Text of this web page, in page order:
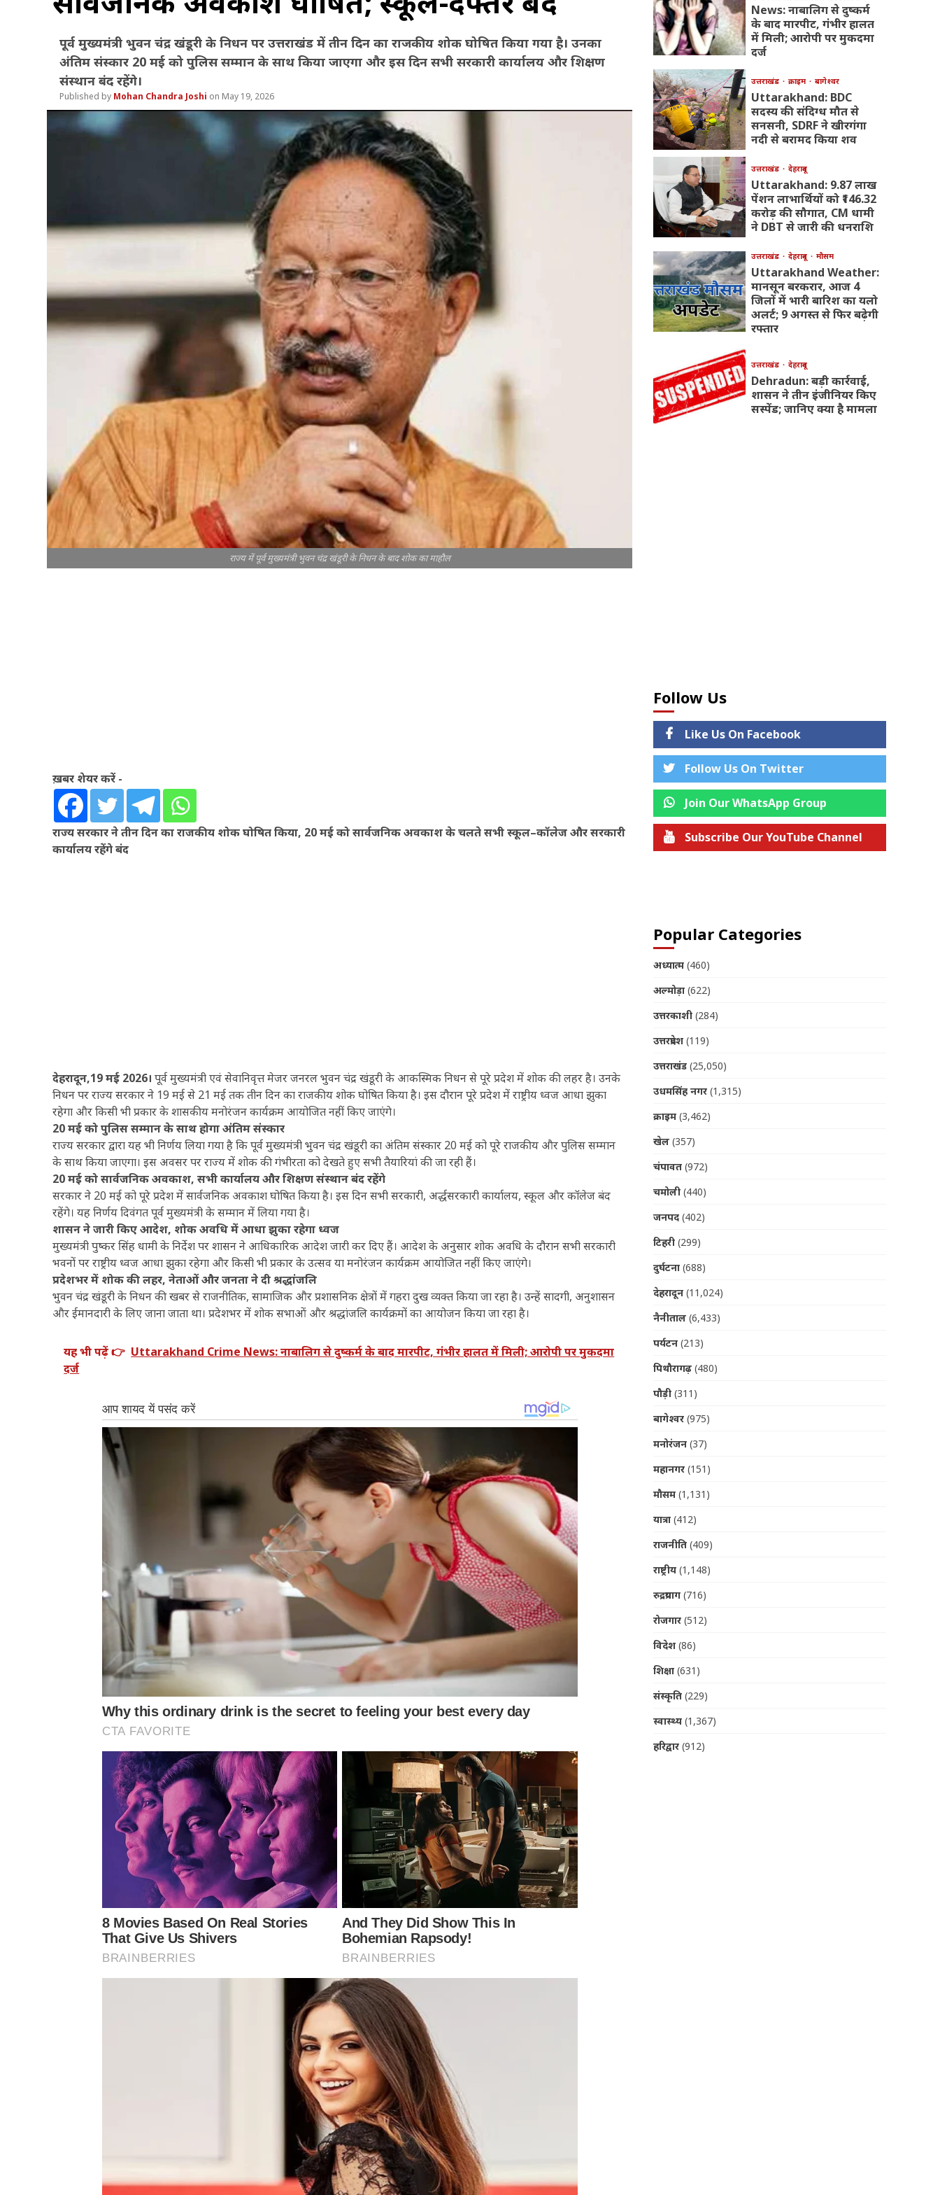
पूर्व मुख्यमंत्री भुवन चंद्र खंडूरी के निधन पर उत्तराखंड में तीन दिन का राजकीय शोक घोषित किया गया है। उनका
अंतिम संस्कार 20 मई को पुलिस सम्मान के साथ किया जाएगा और इस दिन सभी सरकारी कार्यालय और शिक्षण
संस्थान बंद रहेंगे।
Mohan Chandra Joshi May 19, 2026
राज्य में पूर्व मुख्यमंत्री भुवन चंद्र खंडूरी के निधन के बाद शोक का माहौल
ख़बर शेयर करें -
राज्य सरकार ने तीन दिन का राजकीय शोक घोषित किया, 20 मई को सार्वजनिक अवकाश के चलते सभी स्कूल–कॉलेज और सरकारी
कार्यालय रहेंगे बंद
देहरादून,19 मई 2026। पूर्व मुख्यमंत्री एवं सेवानिवृत्त मेजर जनरल भुवन चंद्र खंडूरी के आकस्मिक निधन से पूरे प्रदेश में शोक की लहर है। उनके
निधन पर राज्य सरकार ने 19 मई से 21 मई तक तीन दिन का राजकीय शोक घोषित किया है। इस दौरान पूरे प्रदेश में राष्ट्रीय ध्वज आधा झुका
रहेगा और किसी भी प्रकार के शासकीय मनोरंजन कार्यक्रम आयोजित नहीं किए जाएंगे।
20 मई को पुलिस सम्मान के साथ होगा अंतिम संस्कार
राज्य सरकार द्वारा यह भी निर्णय लिया गया है कि पूर्व मुख्यमंत्री भुवन चंद्र खंडूरी का अंतिम संस्कार 20 मई को पूरे राजकीय और पुलिस सम्मान
के साथ किया जाएगा। इस अवसर पर राज्य में शोक की गंभीरता को देखते हुए सभी तैयारियां की जा रही हैं।
20 मई को सार्वजनिक अवकाश, सभी कार्यालय और शिक्षण संस्थान बंद रहेंगे
सरकार ने 20 मई को पूरे प्रदेश में सार्वजनिक अवकाश घोषित किया है। इस दिन सभी सरकारी, अर्द्धसरकारी कार्यालय, स्कूल और कॉलेज बंद
रहेंगे। यह निर्णय दिवंगत पूर्व मुख्यमंत्री के सम्मान में लिया गया है।
शासन ने जारी किए आदेश, शोक अवधि में आधा झुका रहेगा ध्वज
मुख्यमंत्री पुष्कर सिंह धामी के निर्देश पर शासन ने आधिकारिक आदेश जारी कर दिए हैं। आदेश के अनुसार शोक अवधि के दौरान सभी सरकारी
भवनों पर राष्ट्रीय ध्वज आधा झुका रहेगा और किसी भी प्रकार के उत्सव या मनोरंजन कार्यक्रम आयोजित नहीं किए जाएंगे।
प्रदेशभर में शोक की लहर, नेताओं और जनता ने दी श्रद्धांजलि
भुवन चंद्र खंडूरी के निधन की खबर से राजनीतिक, सामाजिक और प्रशासनिक क्षेत्रों में गहरा दुख व्यक्त किया जा रहा है। उन्हें सादगी, अनुशासन
और ईमानदारी के लिए जाना जाता था। प्रदेशभर में शोक सभाओं और श्रद्धांजलि कार्यक्रमों का आयोजन किया जा रहा है।
यह भी पढ़ें 👉 Uttarakhand Crime News: नाबालिग से दुष्कर्म के बाद मारपीट, गंभीर हालत में मिली; आरोपी पर मुकदमा
दर्ज
News: नाबालिग से दुष्कर्म
के बाद मारपीट, गंभीर हालत
में मिली; आरोपी पर मुकदमा
दर्ज
उत्तराखंड क्राइम बागेश्वर
Uttarakhand: BDC
सदस्य की संदिग्ध मौत से
सनसनी, SDRF ने खीरगंगा
नदी से बरामद किया शव
उत्तराखंड देहरादून
Uttarakhand: 9.87 लाख
पेंशन लाभार्थियों को ₹146.32
करोड़ की सौगात, CM धामी
ने DBT से जारी की धनराशि
उत्तराखंड देहरादून मौसम
Uttarakhand Weather:
मानसून बरकरार, आज 4
जिलों में भारी बारिश का यलो
अलर्ट; 9 अगस्त से फिर बढ़ेगी
रफ्तार
उत्तराखंड देहरादून
Dehradun: बड़ी कार्रवाई,
शासन ने तीन इंजीनियर किए
सस्पेंड; जानिए क्या है मामला
Follow Us
Like Us On Facebook
Follow Us On Twitter
Join Our WhatsApp Group
Subscribe Our YouTube Channel
Popular Categories
अध्यात्म(460)
अल्मोड़ा(622)
उत्तरकाशी(284)
उत्तरप्रदेश(119)
उत्तराखंड(25,050)
उधमसिंह नगर(1,315)
क्राइम(3,462)
खेल(357)
चंपावत(972)
चमोली(440)
जनपद(402)
टिहरी(299)
दुर्घटना(688)
देहरादून(11,024)
नैनीताल(6,433)
पर्यटन(213)
पिथौरागढ़(480)
पौड़ी(311)
बागेश्वर(975)
मनोरंजन(37)
महानगर(151)
मौसम(1,131)
यात्रा(412)
राजनीति(409)
राष्ट्रीय(1,148)
रुद्रप्रयाग(716)
रोजगार(512)
विदेश(86)
शिक्षा(631)
संस्कृति(229)
स्वास्थ्य(1,367)
हरिद्वार(912)